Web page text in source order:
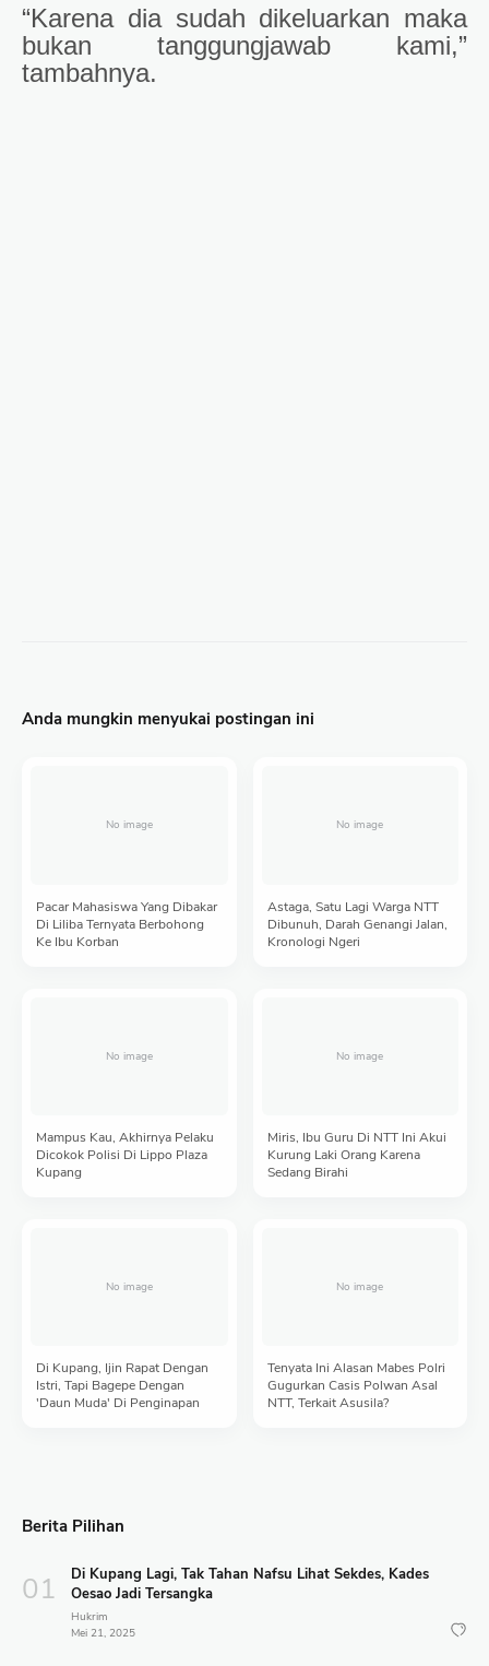
“Karena dia sudah dikeluarkan maka
bukan tanggungjawab kami,”
tambahnya.
Anda mungkin menyukai postingan ini
Pacar Mahasiswa Yang Dibakar
Di Liliba Ternyata Berbohong
Ke Ibu Korban
Astaga, Satu Lagi Warga NTT
Dibunuh, Darah Genangi Jalan,
Kronologi Ngeri
Mampus Kau, Akhirnya Pelaku
Dicokok Polisi Di Lippo Plaza
Kupang
Miris, Ibu Guru Di NTT Ini Akui
Kurung Laki Orang Karena
Sedang Birahi
Di Kupang, Ijin Rapat Dengan
Istri, Tapi Bagepe Dengan
'Daun Muda' Di Penginapan
Tenyata Ini Alasan Mabes Polri
Gugurkan Casis Polwan Asal
NTT, Terkait Asusila?
Berita Pilihan
Di Kupang Lagi, Tak Tahan Nafsu Lihat Sekdes, Kades
Oesao Jadi Tersangka
Hukrim
Mei 21, 2025